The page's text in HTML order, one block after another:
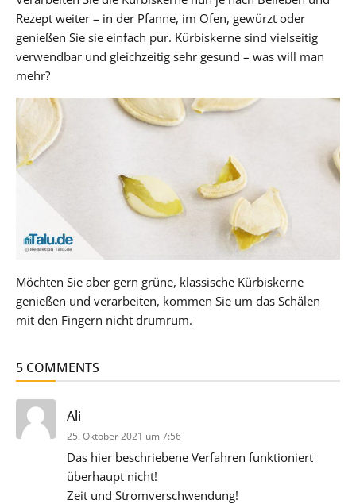
Rezept weiter – in der Pfanne, im Ofen, gewürzt oder
genießen Sie sie einfach pur. Kürbiskerne sind vielseitig
verwendbar und gleichzeitig sehr gesund – was will man
mehr?
Möchten Sie aber gern grüne, klassische Kürbiskerne
genießen und verarbeiten, kommen Sie um das Schälen
mit den Fingern nicht drumrum.
5 COMMENTS
Ali
25. Oktober 2021 um 7:56
Das hier beschriebene Verfahren funktioniert
überhaupt nicht!
Zeit und Stromverschwendung!